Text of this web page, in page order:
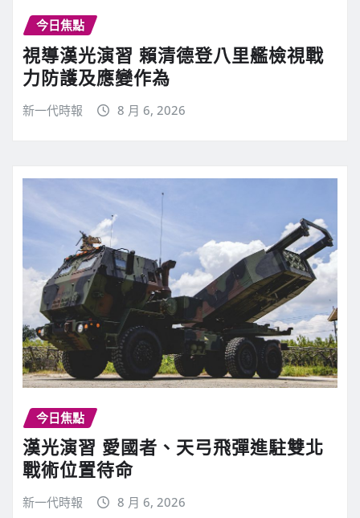
今日焦點
視導漢光演習 賴清德登八里艦檢視戰
力防護及應變作為
新一代時報 8 月 6, 2026
今日焦點
漢光演習 愛國者、天弓飛彈進駐雙北
戰術位置待命
新一代時報 8 月 6, 2026